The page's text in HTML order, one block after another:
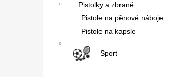
Pistolky a zbraně
Pistole na pěnové náboje
Pistole na kapsle
Sport